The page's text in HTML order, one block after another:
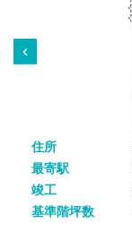
住所
最寄駅
竣工
基準階坪数